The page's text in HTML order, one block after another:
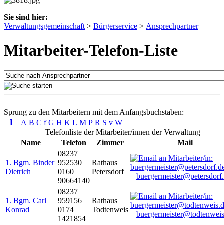
Sie sind hier:
Verwaltungsgemeinschaft > Bürgerservice > Ansprechpartner
Mitarbeiter-Telefon-Liste
Sprung zu den Mitarbeitern mit dem Anfangsbuchstaben:
1 A B C f G H K L M P R S v W
Telefonliste der Mitarbeiter/innen der Verwaltung
Name
Telefon Zimmer Mail
1. Bgm. Binder
Dietrich
08237
952530
0160
90664140
Rathaus
Petersdorf
1. Bgm. Carl
Konrad
08237
959156
0174
1421854
Rathaus
Todtenweis